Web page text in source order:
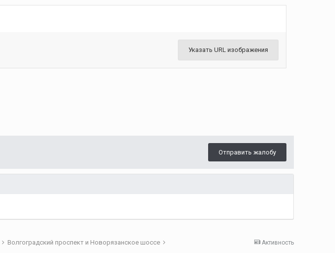
Указать URL изображения
Отправить жалобу
Активность
Волгоградский проспект и Новорязанское шоссе